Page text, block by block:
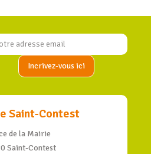
Saint-Contest
de la Mairie
Saint-Contest